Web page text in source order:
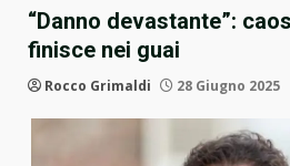
“Danno devastante”:
finisce nei guai
Rocco Grimaldi 28 Giugno 2025